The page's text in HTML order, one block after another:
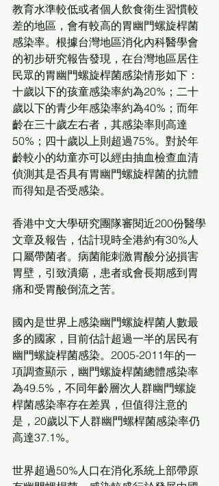
教育水準較低或者個人飲食衛生習慣較
差的地區，會有較高的胃幽門螺旋桿菌
感染率。根據台灣地區消化內科醫學會
的初步研究報告發現，在台灣地區居住
民眾的胃幽門螺旋桿菌感染情形如下：
十歲以下的孩童感染率約為20%；二十
歲以下的青少年感染率約為40%；而年
齡在三十歲左右者，其感染率則高達
50%；四十歲以上則超過75%。對於年
齡較小的幼童亦可以經由抽血檢查血清
偵測其是否具有胃幽門螺旋桿菌的抗體
而得知是否受感染。
香港中文大學研究團隊審閱近200份醫學
文章及報告，估計現時全港約有30%人
口屬帶菌者。病菌能刺激胃酸分泌損害
胃壁，引致潰瘍，患者或會長期感到胃
痛和受胃酸倒流之苦。
國內是世界上感染幽門螺旋桿菌人數最
多的國家，目前估計超過一半的居民有
幽門螺旋桿菌感染。2005-2011年的一
項調查顯示，幽門螺旋桿菌總體感染率
為49.5%，不同年齡層次人群幽門螺旋
桿菌感染率存在差異，但值得注意的
是，20歲以下人群幽門螺桿菌感染率仍
高達37.1%。
世界超過50%人口在消化系統上部帶原